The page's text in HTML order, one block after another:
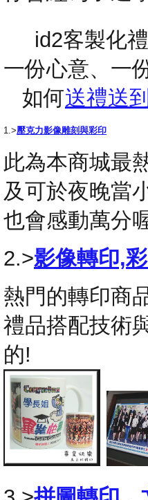
id2客製化禮
一份心意、一
如何送禮送
1.>壓克力影像雕刻與彩印
此為本商城最
及可於夜晚當
也會感動萬分
2.>影像轉印,
熱門的轉印商
禮品搭配技術
的!